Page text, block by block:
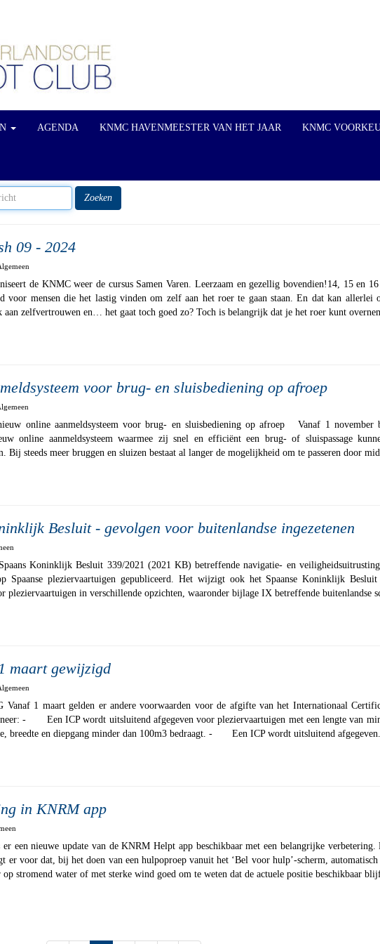
AGENDA KNMC HAVENMEESTER VAN HET JAAR KNMC
Zoeken
09 - 2024
de KNMC weer de cursus Samen Varen. Leerzaam en gezellig bovendien!14, 15 en
voor mensen die het lastig vinden om zelf aan het roer te gaan staan. En dat kan allerlei
aan zelfvertrouwen en… het gaat toch goed zo? Toch is belangrijk dat je het roer kunt
voor brug- en sluisbediening op afroep
online aanmeldsysteem voor brug- en sluisbediening op afroep Vanaf 1 november
online aanmeldsysteem waarmee zij snel en efficiënt een brug- of sluispassage
Bij steeds meer bruggen en sluizen bestaat al langer de mogelijkheid om te passeren door
Besluit - gevolgen voor buitenlandse ingezetenen
Koninklijk Besluit 339/2021 (2021 KB) betreffende navigatie- en
Spaanse pleziervaartuigen gepubliceerd. Het wijzigt ook het Spaanse Koninklijk
pleziervaartuigen in verschillende opzichten, waaronder bijlage IX betreffende buitenlandse
maart gewijzigd
Vanaf 1 maart gelden er andere voorwaarden voor de afgifte van het Internationaal
- Een ICP wordt uitsluitend afgegeven voor pleziervaartuigen met een lengte van
breedte en diepgang minder dan 100m3 bedraagt. - Een ICP wordt uitsluitend
in KNRM app
een nieuwe update van de KNRM Helpt app beschikbaar met een belangrijke verbetering.
er voor dat, bij het doen van een hulpoproep vanuit het ‘Bel voor hulp’-scherm,
op stromend water of met sterke wind goed om te weten dat de actuele positie beschikbaar